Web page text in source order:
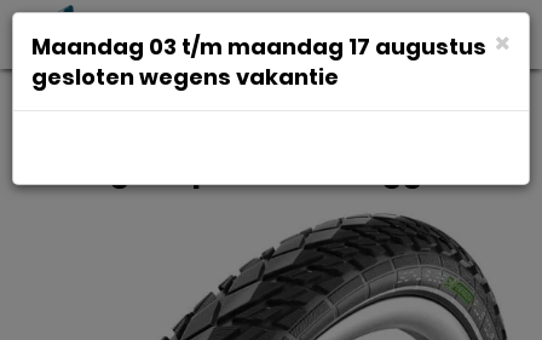
×
Maandag 03 t/m maandag 17 augustus
gesloten wegens vakantie